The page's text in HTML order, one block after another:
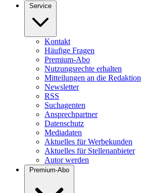
Service
Kontakt
Häufige Fragen
Premium-Abo
Nutzungsrechte erhalten
Mitteilungen an die Redaktion
Newsletter
RSS
Suchagenten
Ansprechpartner
Datenschutz
Mediadaten
Aktuelles für Werbekunden
Aktuelles für Stellenanbieter
Autor werden
Premium-Abo